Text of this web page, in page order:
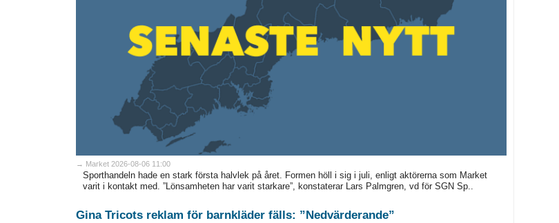
→ Market 2026-08-06 11:00
Sporthandeln hade en stark första halvlek på året. Formen höll i sig i juli, enligt aktörerna som Market
varit i kontakt med. ”Lönsamheten har varit starkare”, konstaterar Lars Palmgren, vd för SGN Sp..
Gina Tricots reklam för barnkläder fälls: ”Nedvärderande”